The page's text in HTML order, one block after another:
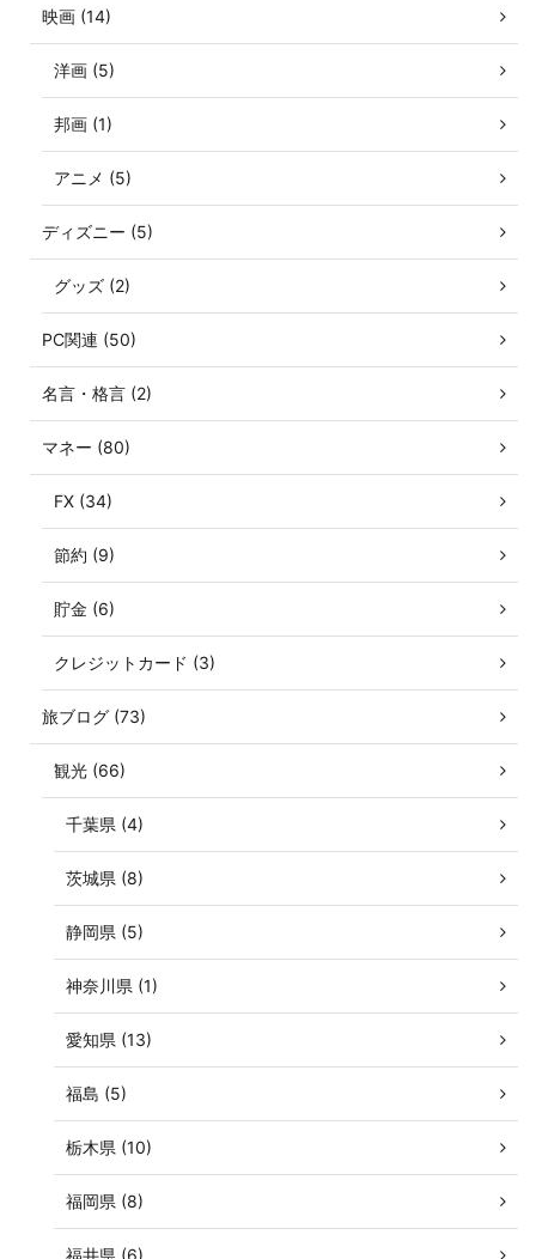
映画 (14)
洋画 (5)
邦画 (1)
アニメ (5)
ディズニー (5)
グッズ (2)
PC関連 (50)
名言・格言 (2)
マネー (80)
FX (34)
節約 (9)
貯金 (6)
クレジットカード (3)
旅ブログ (73)
観光 (66)
千葉県 (4)
茨城県 (8)
静岡県 (5)
神奈川県 (1)
愛知県 (13)
福島 (5)
栃木県 (10)
福岡県 (8)
福井県 (6)